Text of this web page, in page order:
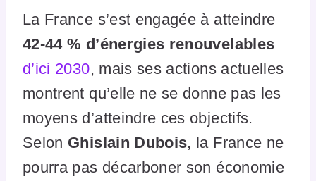
La France s’est engagée à atteindre
42-44 % d’énergies renouvelables
d’ici 2030, mais ses actions actuelles
montrent qu’elle ne se donne pas les
moyens d’atteindre ces objectifs.
Selon Ghislain Dubois, la France ne
pourra pas décarboner son économie